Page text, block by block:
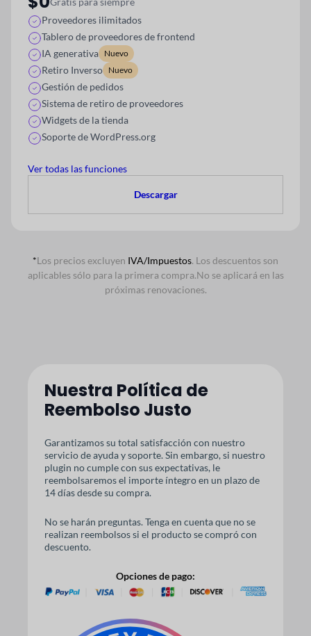
Proveedores ilimitados
Tablero de proveedores de frontend
IA generativa Nuevo
Retiro Inverso Nuevo
Gestión de pedidos
Sistema de retiro de proveedores
Widgets de la tienda
Soporte de WordPress.org
Ver todas las funciones
Descargar
*Los precios excluyen IVA/Impuestos. Los descuentos son
aplicables sólo para la primera compra.No se aplicará en las
próximas renovaciones.
Nuestra Política de
Reembolso Justo
Garantizamos su total satisfacción con nuestro
servicio de ayuda y soporte. Sin embargo, si nuestro
plugin no cumple con sus expectativas, le
reembolsaremos el importe íntegro en un plazo de
14 días desde su compra.
No se harán preguntas. Tenga en cuenta que no se
realizan reembolsos si el producto se compró con
descuento.
Opciones de pago: